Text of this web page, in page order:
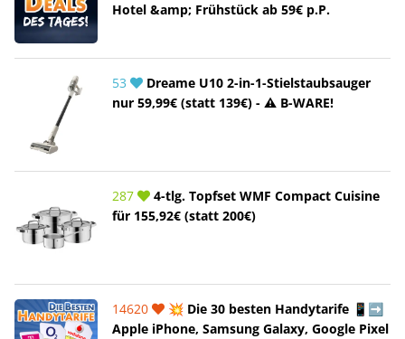
Hotel &amp; Frühstück ab 59€ p.P.
53
Dreame U10 2-in-1-Stielstaubsauger
nur 59,99€ (statt 139€) - ⚠️ B-WARE!
287
4-tlg. Topfset WMF Compact Cuisine
für 155,92€ (statt 200€)
14620
💥 Die 30 besten Handytarife 📱➡️
Apple iPhone, Samsung Galaxy, Google Pixel